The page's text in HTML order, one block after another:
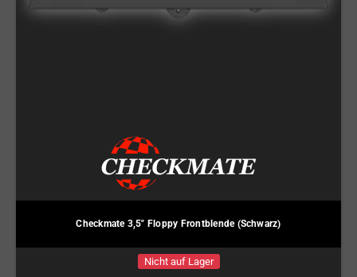
Checkmate 3,5" Floppy Frontblende (Schwarz)
Nicht auf Lager